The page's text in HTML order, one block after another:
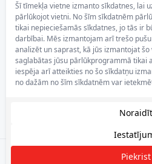
Šī tīmekļa vietne izmanto sīkdatnes, lai
pārlūkojot vietni. No šīm sīkdatnēm
tikai nepieciešamās sīkdatnes, jo tās ir
darbībai. Mēs izmantojam arī trešo
analizēt un saprast, kā jūs izmantojat šo
saglabātas jūsu pārlūkprogrammā tikai
iespēja arī atteikties no šo sīkdatņu
no dažām no šīm sīkdatnēm var
Piekrist
Noraidīt
Filtrēt